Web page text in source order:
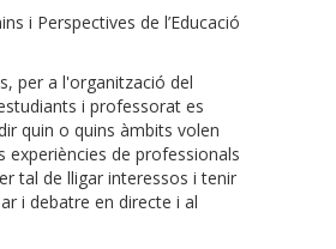
i Perspectives de l’Educació
per a l'organització del
i professorat es
quin o quins àmbits volen
experiències de professionals
tal de lligar interessos i tenir
i debatre en directe i al